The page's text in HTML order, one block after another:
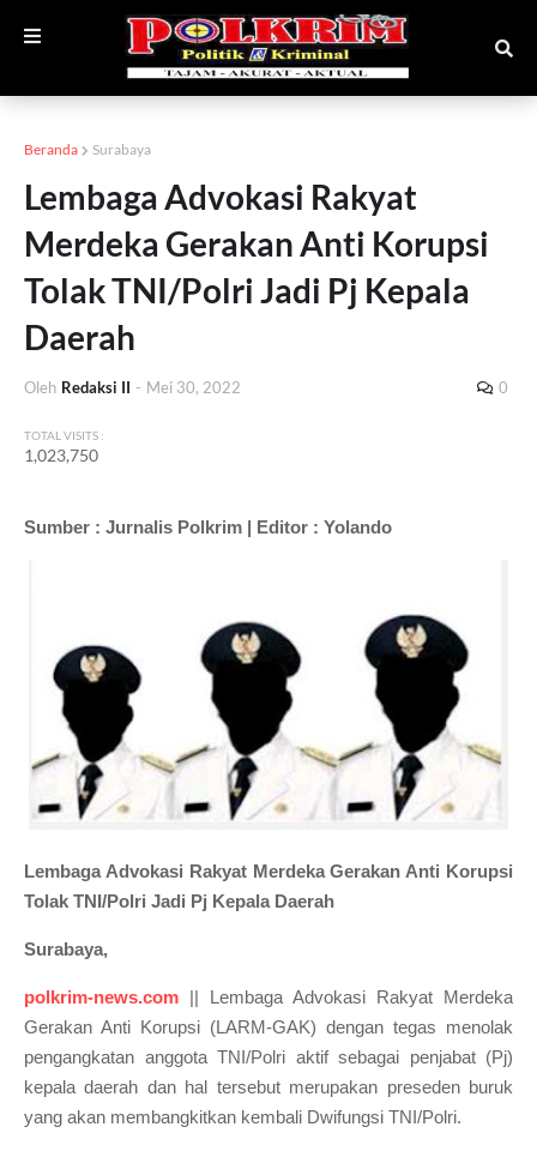
Beranda Surabaya
Lembaga Advokasi Rakyat
Merdeka Gerakan Anti Korupsi
Tolak TNI/Polri Jadi Pj Kepala
Daerah
Oleh Redaksi II - Mei 30, 2022 0
TOTAL VISITS :
1,023,750
Sumber : Jurnalis Polkrim | Editor : Yolando
Lembaga Advokasi Rakyat Merdeka Gerakan Anti Korupsi
Tolak TNI/Polri Jadi Pj Kepala Daerah
Surabaya,
polkrim-news.com || Lembaga Advokasi Rakyat Merdeka
Gerakan Anti Korupsi (LARM-GAK) dengan tegas menolak
pengangkatan anggota TNI/Polri aktif sebagai penjabat (Pj)
kepala daerah dan hal tersebut merupakan preseden buruk
yang akan membangkitkan kembali Dwifungsi TNI/Polri.